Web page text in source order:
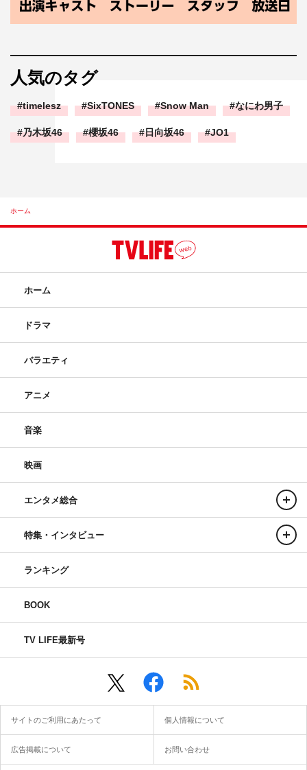
人気のタグ
timelesz SixTONES Snow Man なにわ男子
乃木坂46 櫻坂46 日向坂46 JO1
ホーム
ホーム
ドラマ
バラエティ
アニメ
音楽
映画
エンタメ総合
特集・インタビュー
ランキング
BOOK
TV LIFE最新号
サイトのご利用にあたって 個人情報について
広告掲載について お問い合わせ